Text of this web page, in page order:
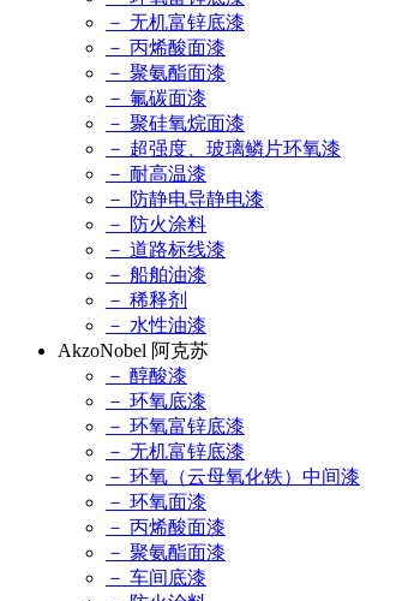
－ 无机富锌底漆
－ 丙烯酸面漆
－ 聚氨酯面漆
－ 氟碳面漆
－ 聚硅氧烷面漆
－ 超强度、玻璃鳞片环氧漆
－ 耐高温漆
－ 防静电导静电漆
－ 防火涂料
－ 道路标线漆
－ 船舶油漆
－ 稀释剂
－ 水性油漆
AkzoNobel 阿克苏
－ 醇酸漆
－ 环氧底漆
－ 环氧富锌底漆
－ 无机富锌底漆
－ 环氧（云母氧化铁）中间漆
－ 环氧面漆
－ 丙烯酸面漆
－ 聚氨酯面漆
－ 车间底漆